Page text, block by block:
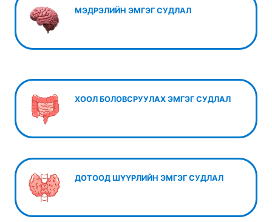
МЭДРЭЛИЙН ЭМГЭГ СУДЛАЛ
ХООЛ БОЛОВСРУУЛАХ ЭМГЭГ СУДЛАЛ
ДОТООД ШҮҮРЛИЙН ЭМГЭГ СУДЛАЛ